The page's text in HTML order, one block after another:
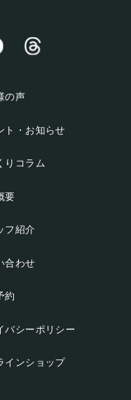
の声
ト・お知らせ
りコラム
要
フ紹介
合わせ
約
バシーポリシー
インショップ